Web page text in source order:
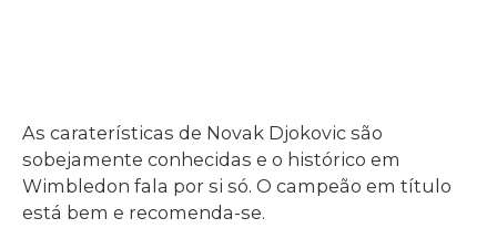
As caraterísticas de Novak Djokovic são
sobejamente conhecidas e o histórico em
Wimbledon fala por si só. O campeão em título
está bem e recomenda-se.